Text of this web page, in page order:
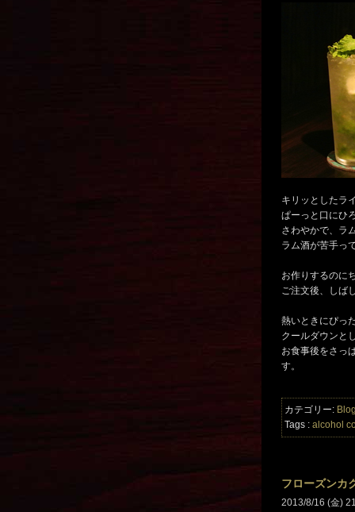
キリッとしたラ
ぱーっと口にひ
さわやかで、ラ
ラム酒が苦手っ
お作りするのに
ご注文後、しば
熱いときにぴっ
クールダウンと
お食事後をさっ
す。
カテゴリー:
Tags : alcohol
フローズンカ
2013/8/16 (金)